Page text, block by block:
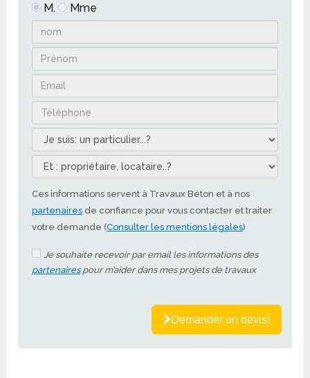
M. Mme
Ces informations servent à Travaux Béton et à nos
partenaires de confiance pour vous contacter et traiter
votre demande (Consulter les mentions légales)
Je souhaite recevoir par email les informations des
partenairespour m’aider dans mes projets de travaux
Demander un devis!